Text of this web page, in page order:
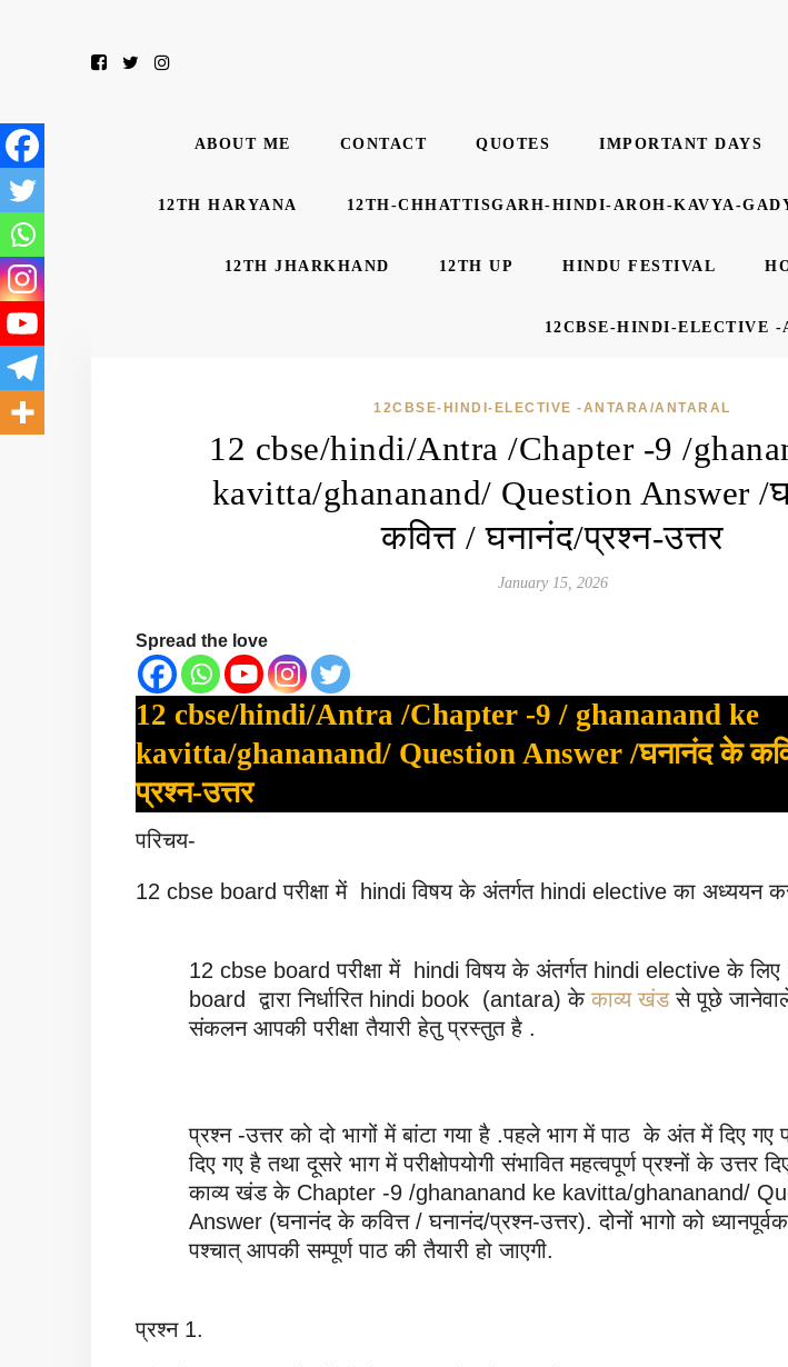
ABOUT ME CONTACT QUOTES IMPORTANT DAYS
12TH HARYANA 12TH-CHHATTISGARH-HINDI-AROH-KAVYA-
12TH JHARKHAND 12TH UP HINDU FESTIVAL
12CBSE-HINDI-ELECTIVE -
12CBSE-HINDI-ELECTIVE -ANTARA/ANTARAL
12 cbse/hindi/Antra /Chapter -9 /
kavitta/ghananand/ Question Answer /
कवित्त / घनानंद/प्रश्न-उत्तर
January 15, 2026
Spread the love
12 cbse/hindi/Antra /Chapter -9 / ghananand ke
kavitta/ghananand/ Question Answer /घनानंद के
प्रश्न-उत्तर
परिचय-
12 cbse board परीक्षा में hindi विषय के अंतर्गत hindi elective का अध्ययन
12 cbse board परीक्षा में hindi विषय के अंतर्गत hindi elective के
board द्वारा निर्धारित hindi book (antara) केकाव्य खंडसे पूछे
संकलन आपकी परीक्षा तैयारी हेतु प्रस्तुत है .
प्रश्न -उत्तर को दो भागों में बांटा गया है .पहले भाग में पाठ के अंत में दिए गए
दिए गए है तथा दूसरे भाग में परीक्षोपयोगी संभावित महत्वपूर्ण प्रश्नों के उत्तर
काव्य खंड के Chapter -9 /ghananand ke kavitta/ghananand/
Answer (घनानंद के कवित्त / घनानंद/प्रश्न-उत्तर). दोनों भागो को
पश्चात् आपकी सम्पूर्ण पाठ की तैयारी हो जाएगी.
प्रश्न 1.